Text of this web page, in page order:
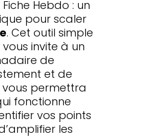
Hebdo : un
pour scaler
. Cet outil simple
invite à un
de
et de
vous permettra
fonctionne
vos points
les